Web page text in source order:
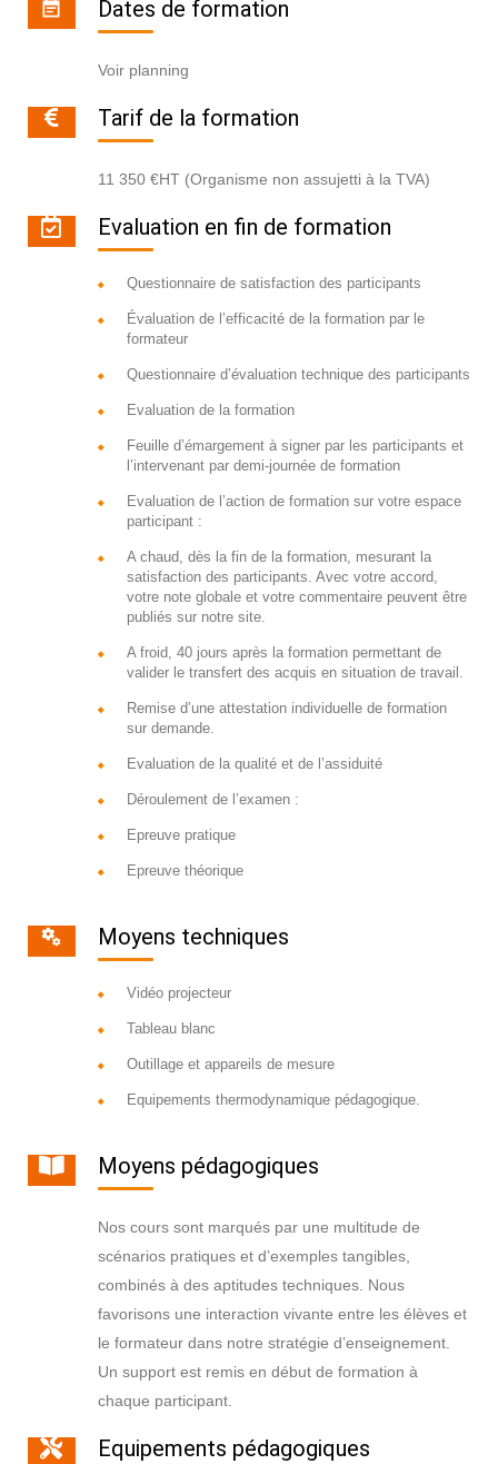
Dates de formation
Voir planning
Tarif de la formation
11 350 €HT (Organisme non assujetti à la TVA)
Evaluation en fin de formation
Questionnaire de satisfaction des participants
Évaluation de l’efficacité de la formation par le
formateur
Questionnaire d’évaluation technique des participants
Evaluation de la formation
Feuille d’émargement à signer par les participants et
l’intervenant par demi-journée de formation
Evaluation de l’action de formation sur votre espace
participant :
A chaud, dès la fin de la formation, mesurant la
satisfaction des participants. Avec votre accord,
votre note globale et votre commentaire peuvent être
publiés sur notre site.
A froid, 40 jours après la formation permettant de
valider le transfert des acquis en situation de travail.
Remise d’une attestation individuelle de formation
sur demande.
Evaluation de la qualité et de l’assiduité
Déroulement de l’examen :
Epreuve pratique
Epreuve théorique
Moyens techniques
Vidéo projecteur
Tableau blanc
Outillage et appareils de mesure
Equipements thermodynamique pédagogique.
Moyens pédagogiques
Nos cours sont marqués par une multitude de
scénarios pratiques et d’exemples tangibles,
combinés à des aptitudes techniques. Nous
favorisons une interaction vivante entre les élèves et
le formateur dans notre stratégie d’enseignement.
Un support est remis en début de formation à
chaque participant.
Equipements pédagogiques